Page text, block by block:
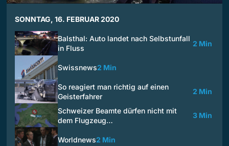
SONNTAG, 16. FEBRUAR 2020
Balsthal: Auto landet nach Selbstunfall
in Fluss
2 Min
Swissnews2 Min
So reagiert man richtig auf einen
Geisterfahrer
2 Min
Schweizer Beamte dürfen nicht mit
dem Flugzeug…
3 Min
Worldnews2 Min